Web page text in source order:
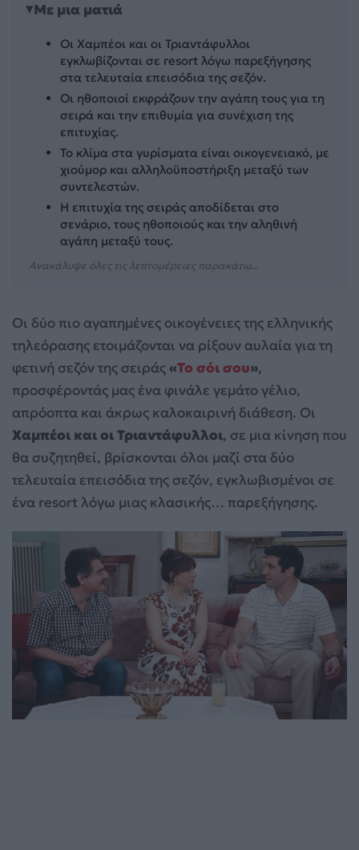
Με μια ματιά
Οι Χαμπέοι και οι Τριαντάφυλλοι
εγκλωβίζονται σε resort λόγω παρεξήγησης
στα τελευταία επεισόδια της σεζόν.
Οι ηθοποιοί εκφράζουν την αγάπη τους για τη
σειρά και την επιθυμία για συνέχιση της
επιτυχίας.
Το κλίμα στα γυρίσματα είναι οικογενειακό, με
χιούμορ και αλληλοϋποστήριξη μεταξύ των
συντελεστών.
Η επιτυχία της σειράς αποδίδεται στο
σενάριο, τους ηθοποιούς και την αληθινή
αγάπη μεταξύ τους.
Ανακάλυψε όλες τις λεπτομέρειες παρακάτω...
Οι δύο πιο αγαπημένες οικογένειες της ελληνικής
τηλεόρασης ετοιμάζονται να ρίξουν αυλαία για τη
φετινή σεζόν της σειράς«Το σόι σου»,
προσφέροντάς μας ένα φινάλε γεμάτο γέλιο,
απρόοπτα και άκρως καλοκαιρινή διάθεση. Οι
Χαμπέοι και οι Τριαντάφυλλοι, σε μια κίνηση που
θα συζητηθεί, βρίσκονται όλοι μαζί στα δύο
τελευταία επεισόδια της σεζόν, εγκλωβισμένοι σε
ένα resort λόγω μιας κλασικής… παρεξήγησης.